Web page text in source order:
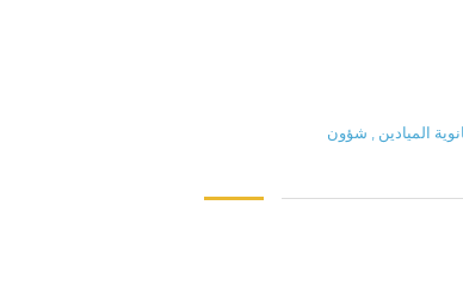
الميادين
شؤون